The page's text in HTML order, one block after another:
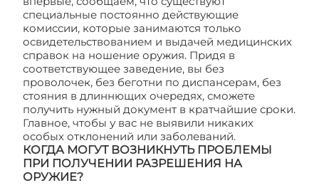
специальные постоянно действующие
комиссии, которые занимаются только
освидетельствованием и выдачей медицинских
справок на ношение оружия. Придя в
соответствующее заведение, вы без
проволочек, без беготни по диспансерам, без
стояния в длиннющих очередях, сможете
получить нужный документ в кратчайшие сроки.
Главное, чтобы у вас не выявили никаких
особых отклонений или заболеваний.
КОГДА МОГУТ ВОЗНИКНУТЬ ПРОБЛЕМЫ
ПРИ ПОЛУЧЕНИИ РАЗРЕШЕНИЯ НА
ОРУЖИЕ?